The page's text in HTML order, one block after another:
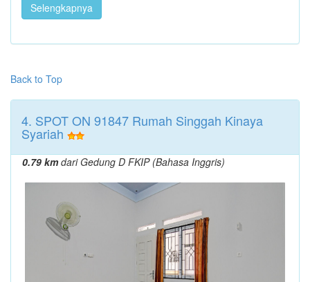
Selengkapnya
Back to Top
4. SPOT ON 91847 Rumah Singgah Kinaya
Syariah
0.79 kmdari Gedung D FKIP (Bahasa Inggris)